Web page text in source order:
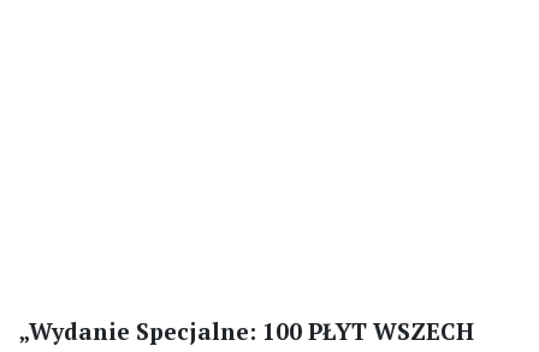
„Wydanie Specjalne: 100 PŁYT WSZECH